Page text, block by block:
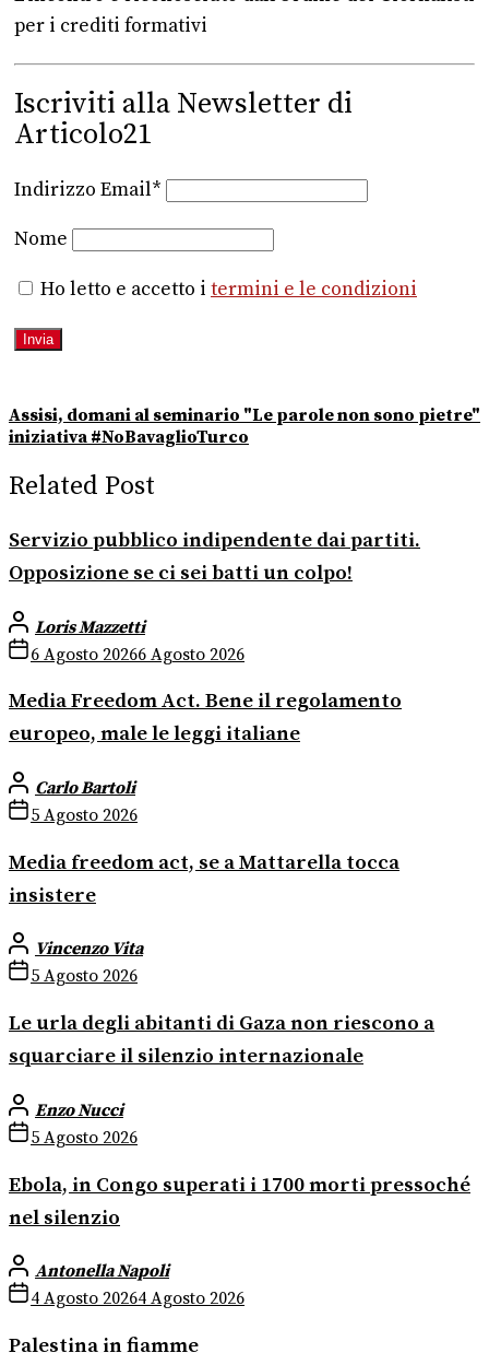
per i crediti formativi
Iscriviti alla Newsletter di
Articolo21
Indirizzo Email*
Nome
Ho letto e accetto i termini e le condizioni
Assisi, domani al seminario "Le parole non sono pietre"
iniziativa #NoBavaglioTurco
Related Post
Servizio pubblico indipendente dai partiti.
Opposizione se ci sei batti un colpo!
Loris Mazzetti
6 Agosto 20266 Agosto 2026
Media Freedom Act. Bene il regolamento
europeo, male le leggi italiane
Carlo Bartoli
5 Agosto 2026
Media freedom act, se a Mattarella tocca
insistere
Vincenzo Vita
5 Agosto 2026
Le urla degli abitanti di Gaza non riescono a
squarciare il silenzio internazionale
Enzo Nucci
5 Agosto 2026
Ebola, in Congo superati i 1700 morti pressoché
nel silenzio
Antonella Napoli
4 Agosto 20264 Agosto 2026
Palestina in fiamme